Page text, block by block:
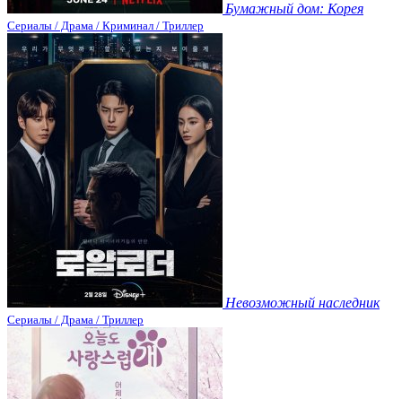
Бумажный дом: Корея
Сериалы / Драма / Криминал / Триллер
Невозможный наследник
Сериалы / Драма / Триллер